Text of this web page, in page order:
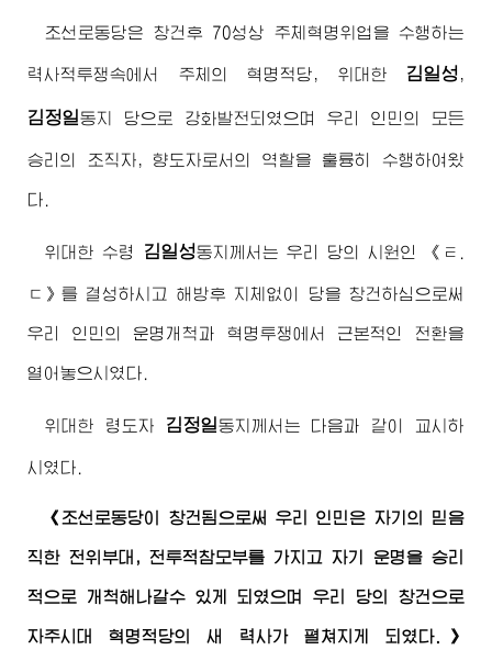
조선로동당은 창건후 70성상 주체혁명위업을 수행하는
력사적투쟁속에서 주체의 혁명적당, 위대한 김일성 ,
김정일동지 당으로 강화발전되였으며 우리 인민의 모든
승리의 조직자, 향도자로서의 역할을 훌륭히 수행하여왔
다.
위대한 수령 김일성동지 께서는 우리 당의 시원인 《ㅌ.
ㄷ》를 결성하시고 해방후 지체없이 당을 창건하심으로써
우리 인민의 운명개척과 혁명투쟁에서 근본적인 전환을
열어놓으시였다.
위대한 령도자 김정일동지 께서는 다음과 같이 교시하
시였다.
《조선로동당이 창건됨으로써 우리 인민은 자기의 믿음
직한 전위부대, 전투적참모부를 가지고 자기 운명을 승리
적으로 개척해나갈수 있게 되였으며 우리 당의 창건으로
자주시대 혁명적당의 새 력사가 펼쳐지게 되였다.》